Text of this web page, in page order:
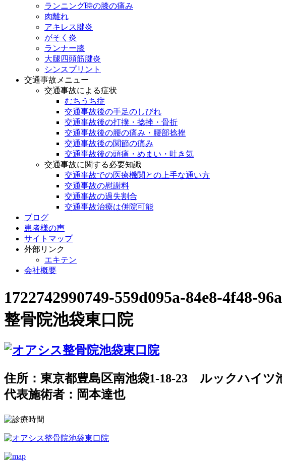
ランニング時の膝の痛み
肉離れ
アキレス腱炎
がそく炎
ランナー膝
大腿四頭筋腱炎
シンスプリント
交通事故メニュー
交通事故による症状
むちうち症
交通事故後の手足のしびれ
交通事故後の打撲・捻挫・骨折
交通事故後の腰の痛み・腰部捻挫
交通事故後の関節の痛み
交通事故後の頭痛・めまい・吐き気
交通事故に関する必要知識
交通事故での医療機関との上手な通い方
交通事故の慰謝料
交通事故の過失割合
交通事故治療は併院可能
ブログ
患者様の声
サイトマップ
外部リンク
エキテン
会社概要
1722742990749-559d095a-84e8-4f48-
整骨院池袋東口院
住所：東京都豊島区南池袋1-18-23 ルックハイツ
代表施術者：岡本達也